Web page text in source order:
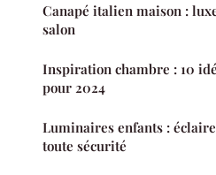
Canapé italien maison :
salon
Inspiration chambre : 10
pour 2024
Luminaires enfants :
toute sécurité